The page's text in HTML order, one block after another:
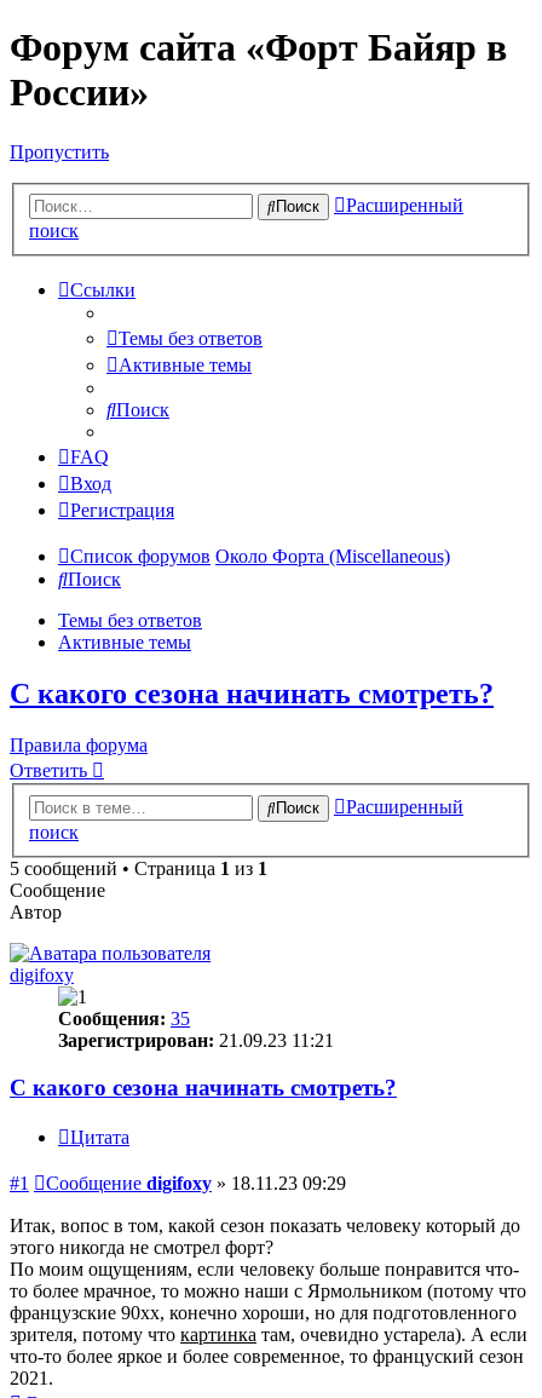
Форум сайта «Форт Байяр в
России»
Пропустить
Поиск
Расширенный
поиск
Ссылки
Темы без ответов
Активные темы
Поиск
FAQ
Вход
Регистрация
Список форумов Около Форта (Miscellaneous)
Поиск
Темы без ответов
Активные темы
С какого сезона начинать смотреть?
Правила форума
Ответить
Поиск
Расширенный
поиск
5 сообщений • Страница 1 из 1
Сообщение
Автор
digifoxy
Сообщения: 35
Зарегистрирован: 21.09.23 11:21
С какого сезона начинать смотреть?
Цитата
#1 Сообщение digifoxy » 18.11.23 09:29
Итак, вопос в том, какой сезон показать человеку который до
этого никогда не смотрел форт?
По моим ощущениям, если человеку больше понравится что-
то более мрачное, то можно наши с Ярмольником (потому что
французские 90хх, конечно хороши, но для подготовленного
зрителя, потому что картинка там, очевидно устарела). А если
что-то более яркое и более современное, то француский сезон
2021.